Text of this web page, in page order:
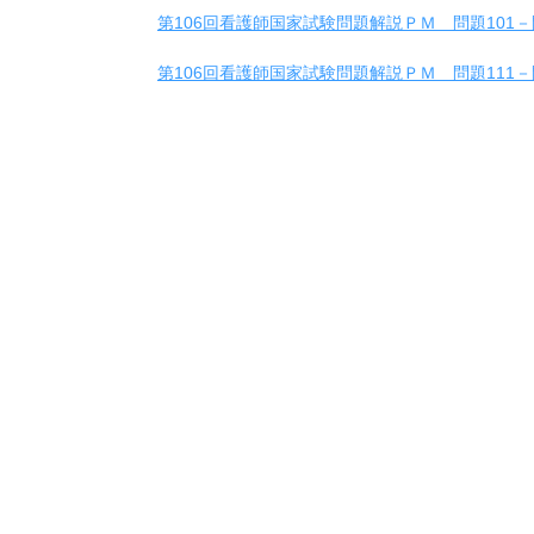
第106回看護師国家試験問題解説ＰＭ 問題101
第106回看護師国家試験問題解説ＰＭ 問題111